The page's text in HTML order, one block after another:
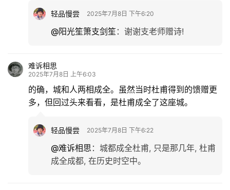
轻品慢尝 2025年7月8日 下午6:20
@阳光笙箫支剑笙 ： 谢谢支老师赠诗!
难诉相思
2025年7月8日 上午6:03
的确，城和人两相成全。虽然当时杜甫得到的馈赠更
多，但回过头来看看，是杜甫成全了这座城。
轻品慢尝 2025年7月8日 下午6:22
@难诉相思 ： 城都成全杜甫, 只是那几年, 杜甫
成全成都, 在历史时空中。